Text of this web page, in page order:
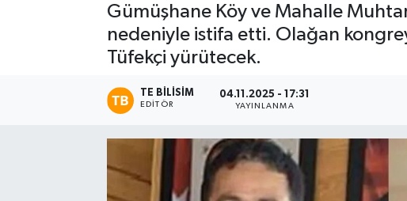
Gümüşhane Köy ve Mahalle
nedeniyle istifa etti. Olağan
Tüfekçi yürütecek.
TE BILISIM
EDITÖR
04.11.2025 - 17:31
YAYINLANMA